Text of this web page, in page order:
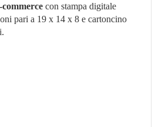
commerce con stampa digitale
pari a 19 x 14 x 8 e cartoncino